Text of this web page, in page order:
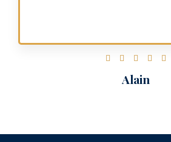
    
s
Alain